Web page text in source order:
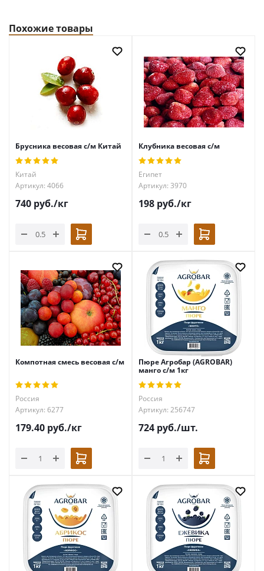
Похожие товары
Брусника весовая с/м Китай
Китай
Артикул: 4066
740 руб./кг
Клубника весовая с/м
Египет
Артикул: 3970
198 руб./кг
Компотная смесь весовая с/м
Россия
Артикул: 6277
179.40 руб./кг
Пюре Агробар (AGROBAR)
манго с/м 1кг
Россия
Артикул: 256747
724 руб./шт.